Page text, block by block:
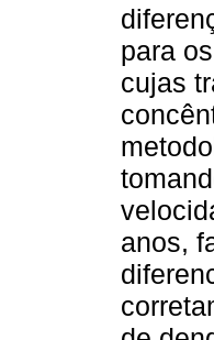
para
cujas
anos,